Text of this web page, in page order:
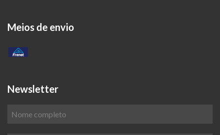
Meios de envio
Newsletter